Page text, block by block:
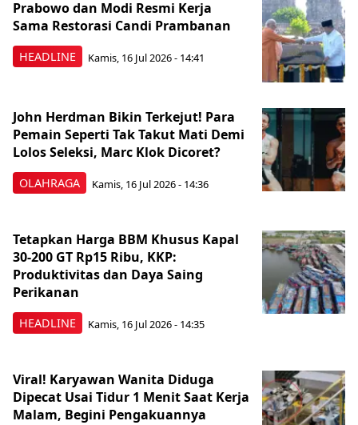
HEADLINE
Prabowo dan Modi Resmi Kerja
Sama Restorasi Candi Prambanan
Kamis, 16 Jul 2026 - 14:41
OLAHRAGA
John Herdman Bikin Terkejut! Para
Pemain Seperti Tak Takut Mati Demi
Lolos Seleksi, Marc Klok Dicoret?
Kamis, 16 Jul 2026 - 14:36
HEADLINE
Tetapkan Harga BBM Khusus Kapal
30-200 GT Rp15 Ribu, KKP:
Produktivitas dan Daya Saing
Perikanan
Kamis, 16 Jul 2026 - 14:35
Viral! Karyawan Wanita Diduga
Dipecat Usai Tidur 1 Menit Saat Kerja
Malam, Begini Pengakuannya